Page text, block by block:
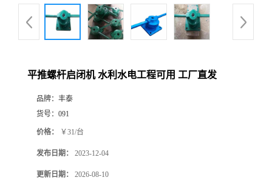
平推螺杆启闭机 水利水电工程可用 工厂直发
品牌： 丰泰
货号： 091
价格： ￥31/台
发布日期： 2023-12-04
更新日期： 2026-08-10